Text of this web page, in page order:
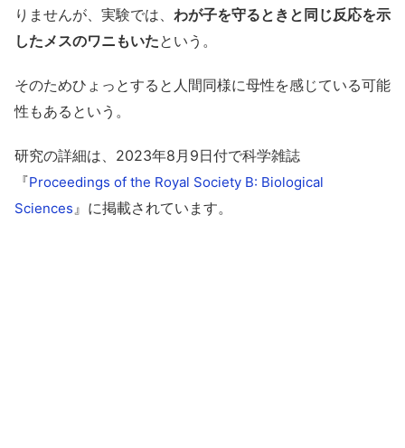
りませんが、実験では、 わが子を守るときと同じ反応を示
したメスのワニもいたという。
そのためひょっとすると人間同様に母性を感じている可能
性もあるという。
研究の詳細は、2023年8月9日付で科学雑誌
『Proceedings of the Royal Society B: Biological
Sciences』に掲載されています。